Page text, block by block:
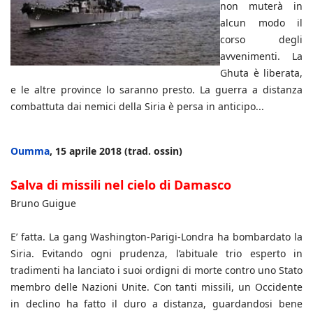
non muterà in
alcun modo il
corso degli
avvenimenti. La
Ghuta è liberata,
e le altre province lo saranno presto. La guerra a distanza
combattuta dai nemici della Siria è persa in anticipo...
Oumma, 15 aprile 2018 (trad. ossin)
Salva di missili nel cielo di Damasco
Bruno Guigue
E’ fatta. La gang Washington-Parigi-Londra ha bombardato la
Siria. Evitando ogni prudenza, l’abituale trio esperto in
tradimenti ha lanciato i suoi ordigni di morte contro uno Stato
membro delle Nazioni Unite. Con tanti missili, un Occidente
in declino ha fatto il duro a distanza, guardandosi bene